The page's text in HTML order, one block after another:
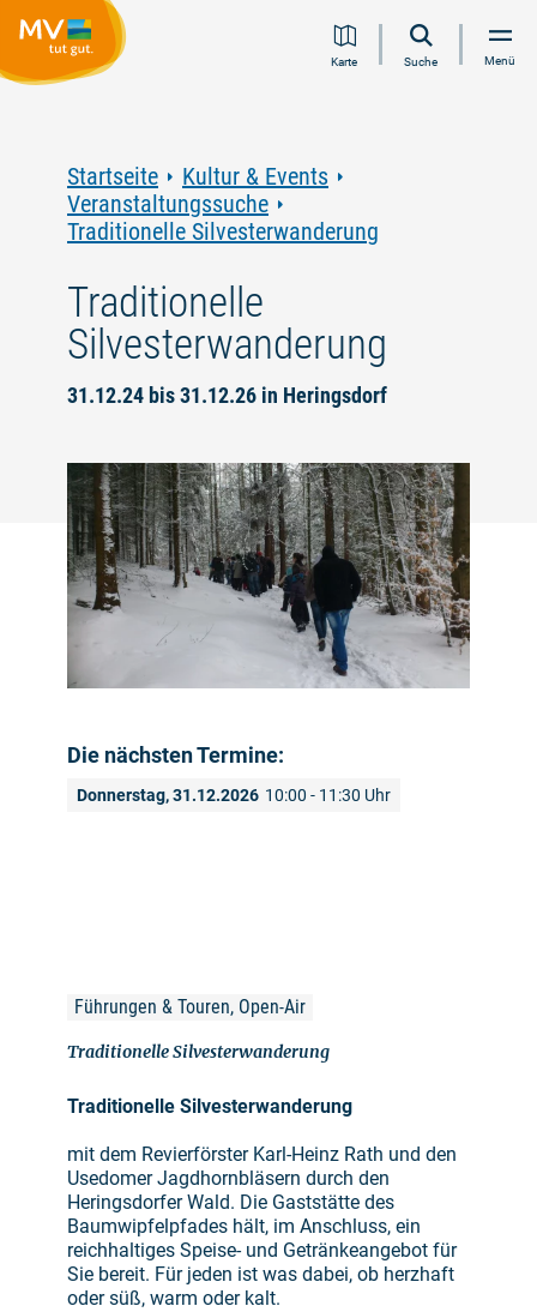
Inhalt
Navigation
Volltextsuche
FooterKarte Suche Menü
Startseite
Kultur & Events
Veranstaltungssuche
Traditionelle Silvesterwanderung
Traditionelle
Silvesterwanderung
31.12.24 bis 31.12.26 in Heringsdorf
Die nächsten Termine:
Donnerstag, 31.12.2026 10:00 - 11:30 Uhr
Führungen & Touren, Open-Air
Traditionelle Silvesterwanderung
Traditionelle Silvesterwanderung
mit dem Revierförster Karl-Heinz Rath und den
Usedomer Jagdhornbläsern durch den
Heringsdorfer Wald. Die Gaststätte des
Baumwipfelpfades hält, im Anschluss, ein
reichhaltiges Speise- und Getränkeangebot für
Sie bereit. Für jeden ist was dabei, ob herzhaft
oder süß, warm oder kalt.